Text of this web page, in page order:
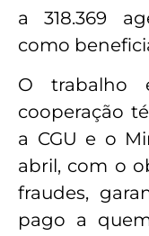
a 318.369
como
O trabalho
cooperação
a CGU e o
abril, com o
fraudes,
pago a